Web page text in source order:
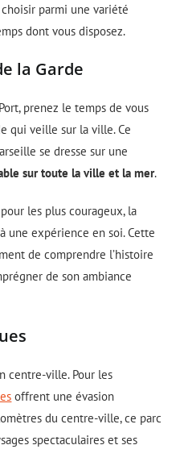
parmi une variété
dont vous disposez.
la Garde
prenez le temps de vous
qui veille sur la ville. Ce
se dresse sur une
sur toute la ville et la mer.
les plus courageux, la
une expérience en soi. Cette
de comprendre l’histoire
de son ambiance
centre-ville. Pour les
offrent une évasion
du centre-ville, ce parc
spectaculaires et ses